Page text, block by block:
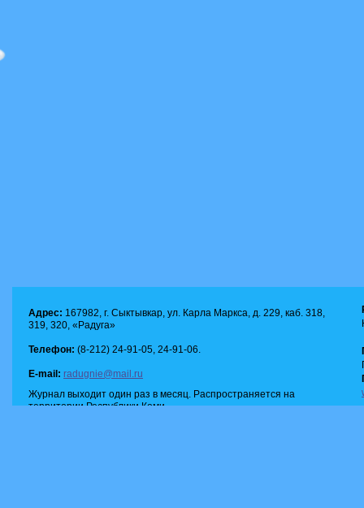
Адрес: 167982, г. Сыктывкар, ул. Карла Маркса, д. 229, каб. 318,
319, 320, «Радуга»
Телефон: (8-212) 24-91-05, 24-91-06.
E-mail: radugnie@mail.ru
Журнал выходит один раз в месяц. Распространяется на
территории Республики Коми.